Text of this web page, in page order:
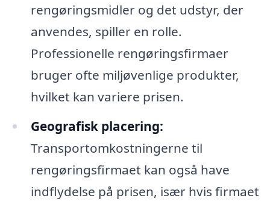
rengøringsmidler og det udstyr, der
anvendes, spiller en rolle.
Professionelle rengøringsfirmaer
bruger ofte miljøvenlige produkter,
hvilket kan variere prisen.
Geografisk placering:
Transportomkostningerne til
rengøringsfirmaet kan også have
indflydelse på prisen, især hvis firmaet